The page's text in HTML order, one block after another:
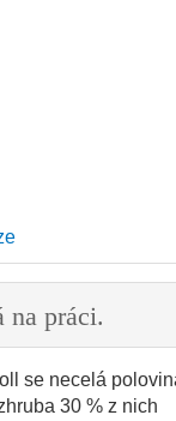
na práci.
se necelá
30 % z nich